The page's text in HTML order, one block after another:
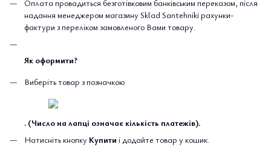
Оплата провадиться безготівковим банківським переказом, після
надання менеджером магазину Sklad Santehniki рахунки-
фактури з переліком замовленого Вами товару.
Як оформити?
Виберіть товар з позначкою
. (Число на лапці означає кількість платежів).
Натисніть кнопку Купити і додайте товар у кошик.